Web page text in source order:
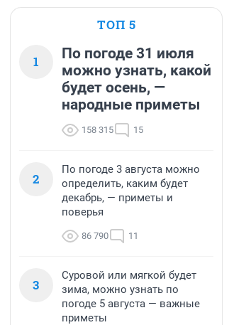
ТОП 5
1
По погоде 31 июля
можно узнать, какой
будет осень, —
народные приметы
158 315 15
2
По погоде 3 августа можно
определить, каким будет
декабрь, — приметы и
поверья
86 790 11
3
Суровой или мягкой будет
зима, можно узнать по
погоде 5 августа — важные
приметы